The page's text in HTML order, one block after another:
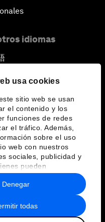
usa cookies
sitio web se usan
el contenido y los
funciones de redes
el tráfico. Además,
sobre el uso
web con nuestros
sociales, publicidad y
pueden
información que les
o que hayan
del uso que haya
todas
Denegar
idiomas